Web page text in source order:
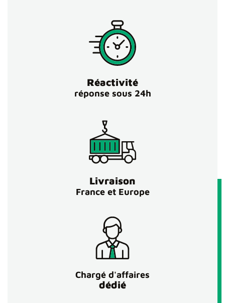
Réactivité
réponse sous 24h
Livraison
France et Europe
Chargé d'affaires
dédié